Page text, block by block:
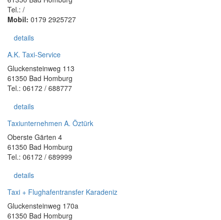
Tel.: /
Mobil: 0179 2925727
details
A.K. Taxi-Service
Gluckensteinweg 113
61350 Bad Homburg
Tel.: 06172 / 688777
details
Taxiunternehmen A. Öztürk
Oberste Gärten 4
61350 Bad Homburg
Tel.: 06172 / 689999
details
Taxi + Flughafentransfer Karadeniz
Gluckensteinweg 170a
61350 Bad Homburg